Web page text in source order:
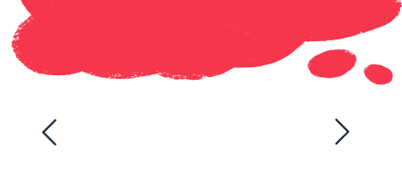
Ezelsbruggetjes
navigatie